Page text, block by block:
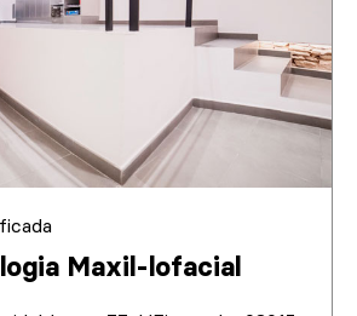
Maxil-lofacial